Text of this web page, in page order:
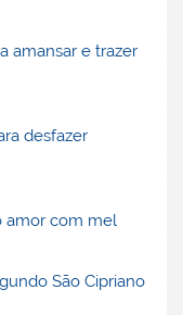
amansar e trazer
desfazer
amor com mel
São Cipriano